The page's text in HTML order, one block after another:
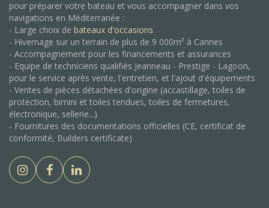
pour préparer votre bateau et vous accompagner dans vos
navigations en Méditerranée :
- Large choix de bateaux d'occasions
- Hivernage sur un terrain de plus de 9 000m² à Cannes
- Accompagnement pour les financements et assurances
- Equipe de techniciens qualifiés Jeanneau - Prestige - Lagoon,
pour le service après vente, l'entretien, et l'ajout d'équipements
- Ventes de pièces détachées d'origine (accastillage, toiles de
protection, bimini et toiles tendues, toiles de fermetures,
électronique, sellerie...)
- Fournitures des documentations officielles (CE, certificat de
conformité, Builders certificate)